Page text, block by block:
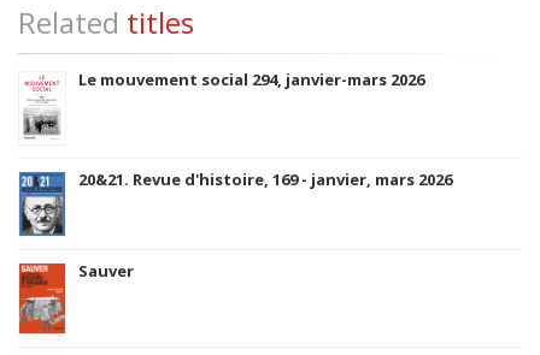
Related titles
Le mouvement social 294, janvier-mars 2026
20&21. Revue d'histoire, 169 - janvier, mars 2026
Sauver